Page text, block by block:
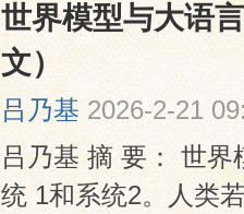
世界模型与大语
文）
吕乃基 2026-2-21
吕乃基 摘 要： 世
统 1和系统2。人类